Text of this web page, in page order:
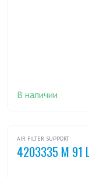
В наличии
AIR FILTER SUPPORT
4203335 M 91